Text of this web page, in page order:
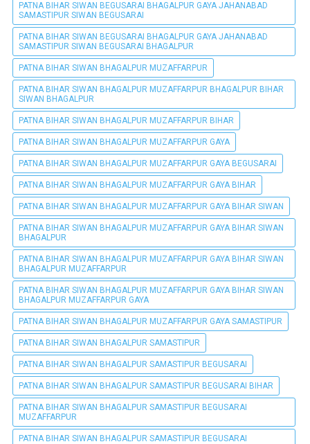
PATNA BIHAR SIWAN BEGUSARAI BHAGALPUR GAYA JAHANABAD
SAMASTIPUR SIWAN BEGUSARAI
PATNA BIHAR SIWAN BEGUSARAI BHAGALPUR GAYA JAHANABAD
SAMASTIPUR SIWAN BEGUSARAI BHAGALPUR
PATNA BIHAR SIWAN BHAGALPUR MUZAFFARPUR
PATNA BIHAR SIWAN BHAGALPUR MUZAFFARPUR BHAGALPUR BIHAR
SIWAN BHAGALPUR
PATNA BIHAR SIWAN BHAGALPUR MUZAFFARPUR BIHAR
PATNA BIHAR SIWAN BHAGALPUR MUZAFFARPUR GAYA
PATNA BIHAR SIWAN BHAGALPUR MUZAFFARPUR GAYA BEGUSARAI
PATNA BIHAR SIWAN BHAGALPUR MUZAFFARPUR GAYA BIHAR
PATNA BIHAR SIWAN BHAGALPUR MUZAFFARPUR GAYA BIHAR SIWAN
PATNA BIHAR SIWAN BHAGALPUR MUZAFFARPUR GAYA BIHAR SIWAN
BHAGALPUR
PATNA BIHAR SIWAN BHAGALPUR MUZAFFARPUR GAYA BIHAR SIWAN
BHAGALPUR MUZAFFARPUR
PATNA BIHAR SIWAN BHAGALPUR MUZAFFARPUR GAYA BIHAR SIWAN
BHAGALPUR MUZAFFARPUR GAYA
PATNA BIHAR SIWAN BHAGALPUR MUZAFFARPUR GAYA SAMASTIPUR
PATNA BIHAR SIWAN BHAGALPUR SAMASTIPUR
PATNA BIHAR SIWAN BHAGALPUR SAMASTIPUR BEGUSARAI
PATNA BIHAR SIWAN BHAGALPUR SAMASTIPUR BEGUSARAI BIHAR
PATNA BIHAR SIWAN BHAGALPUR SAMASTIPUR BEGUSARAI
MUZAFFARPUR
PATNA BIHAR SIWAN BHAGALPUR SAMASTIPUR BEGUSARAI